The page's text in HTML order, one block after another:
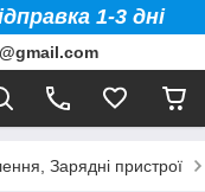
1-3 дні
Зарядні пристрої